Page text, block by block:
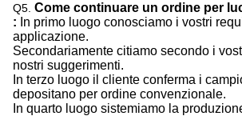
Q5. Come continuare un ordine per
: In primo luogo conosciamo i vostri
applicazione.
Secondariamente citiamo secondo i
nostri suggerimenti.
In terzo luogo il cliente conferma i
depositano per ordine convenzionale.
In quarto luogo sistemiamo la